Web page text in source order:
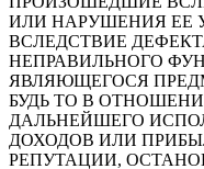
ИЛИ НАРУШЕНИЯ ЕЕ
ВСЛЕДСТВИЕ
НЕПРАВИЛЬНОГО
ЯВЛЯЮЩЕГОСЯ
БУДЬ ТО В
ДАЛЬНЕЙШЕГО
ДОХОДОВ ИЛИ
РЕПУТАЦИИ,